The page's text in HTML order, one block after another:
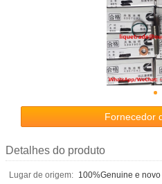
Fornecedor
Detalhes do produto
Lugar de origem: 100%Genuine e novo